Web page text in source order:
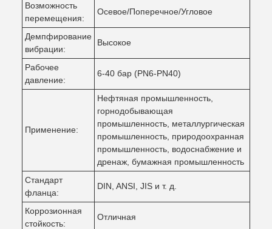
Возможность
перемещения:
Осевое/Поперечное/Угловое
Демпфирование
вибрации:
Высокое
Рабочее
давление:
6-40 бар (PN6-PN40)
Применение:
Нефтяная промышленность,
горнодобывающая
промышленность, металлургическая
промышленность, природоохранная
промышленность, водоснабжение и
дренаж, бумажная промышленность
Стандарт
фланца:
DIN, ANSI, JIS и т. д.
Коррозионная
стойкость:
Отличная